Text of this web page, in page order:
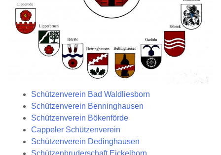
Schützenverein Bad Waldliesborn
Schützenverein Benninghausen
Schützenverein Bökenförde
Cappeler Schützenverein
Schützenverein Dedinghausen
Schützenbruderschaft Eickelborn